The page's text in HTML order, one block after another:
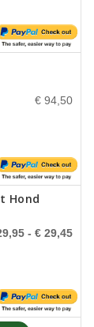
€ 94,50
Hond
- € 29,45